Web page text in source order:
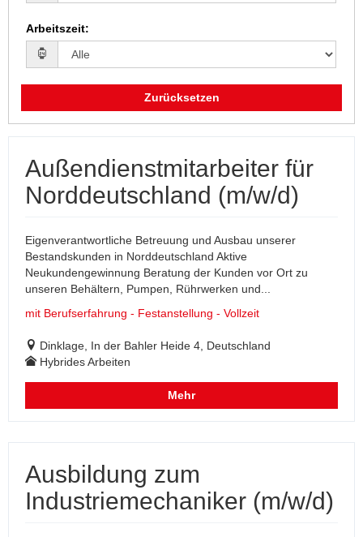
Arbeitszeit:
Zurücksetzen
Außendienstmitarbeiter für
Norddeutschland (m/w/d)
Eigenverantwortliche Betreuung und Ausbau unserer
Bestandskunden in Norddeutschland Aktive
Neukundengewinnung Beratung der Kunden vor Ort zu
unseren Behältern, Pumpen, Rührwerken und...
mit Berufserfahrung - Festanstellung - Vollzeit
Dinklage, In der Bahler Heide 4, Deutschland
Hybrides Arbeiten
Mehr
Ausbildung zum
Industriemechaniker (m/w/d)